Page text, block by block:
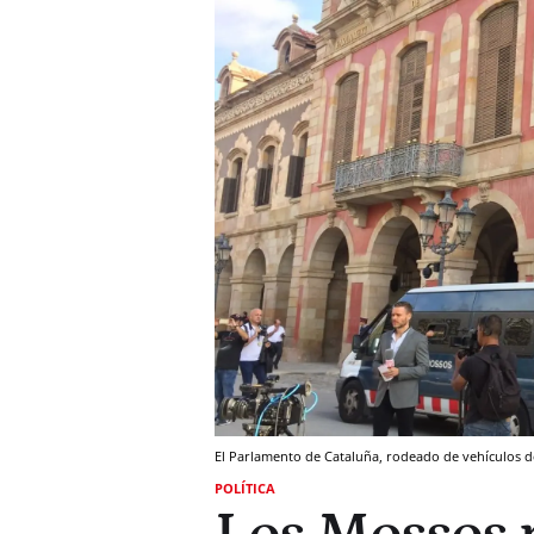
El Parlamento de Cataluña, rodeado de vehículos
POLÍTICA